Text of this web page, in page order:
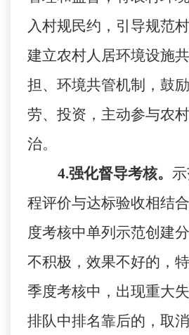
入村规民约，引导规范
建立农村人居环境设施
担、环境共管机制，鼓
劳、投资，主动参与农
治。
4.强化督导考核。
程评价与达标验收相结
度考核中单列示范创建
不积极，效果不好的，
季度考核中，出现重大
排队中排名靠后的，取消